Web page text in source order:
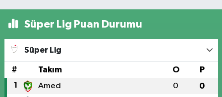
Süper Lig Puan Durumu
Süper Lig
# Takım O P
1 Amed 0 0